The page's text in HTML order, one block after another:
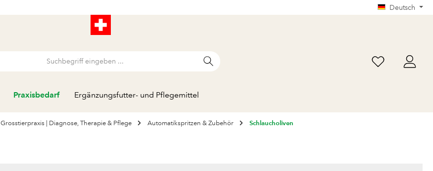
Deutsch
Praxisbedarf Ergänzungsfutter- und Pflegemittel
Grosstierpraxis | Diagnose, Therapie & Pflege Automatikspritzen & Zubehör Schlaucholiven